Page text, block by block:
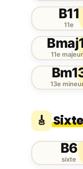
B11
11e
11e
13e
🎸
B6
sixte